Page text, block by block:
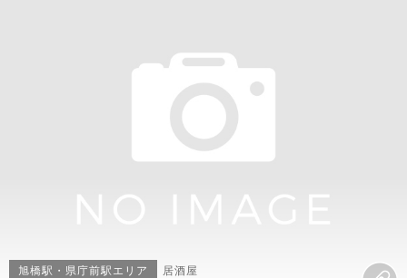
旭橋駅・県庁前駅エリア 居酒屋